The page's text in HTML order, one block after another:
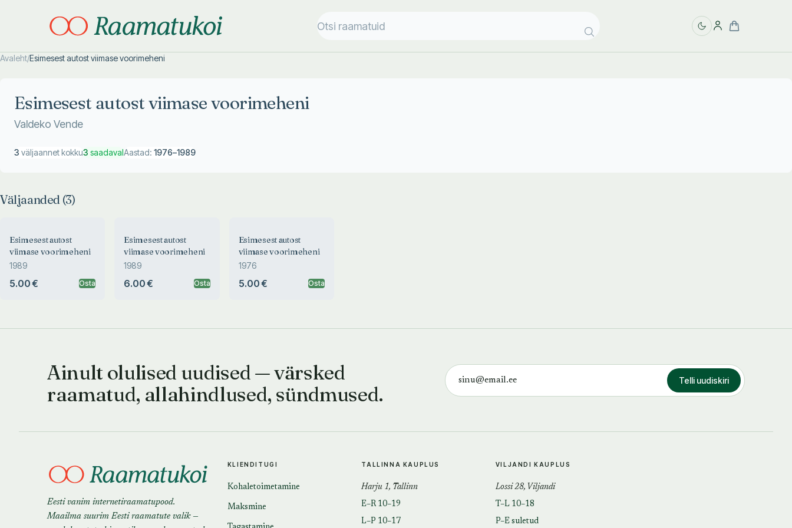
Avaleht/Esimesest autost viimase voorimeheni
Esimesest autost viimase voorimeheni
Valdeko Vende
3 väljaannet kokku3 saadavalAastad: 1976–1989
Väljaanded (3)
Esimesest autost
viimase voorimeheni
1989
5.00 € Osta
Esimesest autost
viimase voorimeheni
1989
6.00 € Osta
Esimesest autost
viimase voorimeheni
1976
5.00 € Osta
Ainult olulised uudised — värsked
raamatud, allahindlused, sündmused.
Telli uudiskiri
Eesti vanim internetiraamatupood.
Maailma suurim Eesti raamatute valik —
KLIENDITUGI
Kohaletoimetamine
Maksmine
TALLINNA KAUPLUS
Harju 1, Tallinn
E–R 10–19
L–P 10–17
VILJANDI KAUPLUS
Lossi 28, Viljandi
T–L 10–18
P–E suletud